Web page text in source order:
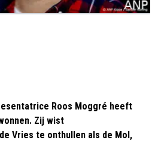
Roos Moggré heeft
Zij wist
Vries te onthullen als de Mol,